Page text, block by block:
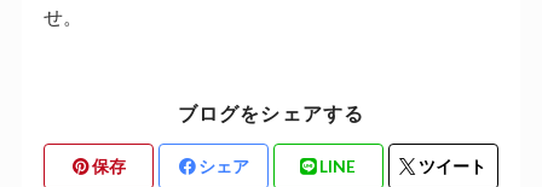
せ。
ブログをシェアする
保存 シェア LINE ツイート